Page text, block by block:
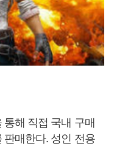
해 직접 국내 구매
매한다. 성인 전용